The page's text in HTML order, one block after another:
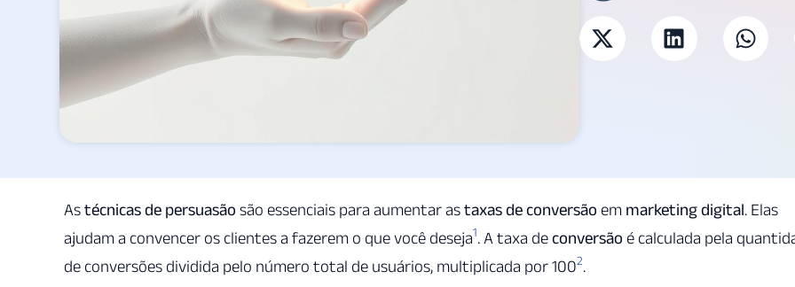
Astécnicas de persuasão são essenciais para aumentar astaxas de conversão em marketing digital. Elas
ajudam a convencer os clientes a fazerem o que você deseja1. A taxa deconversão é calculada pela
de conversões dividida pelo número total de usuários, multiplicada por 1002.